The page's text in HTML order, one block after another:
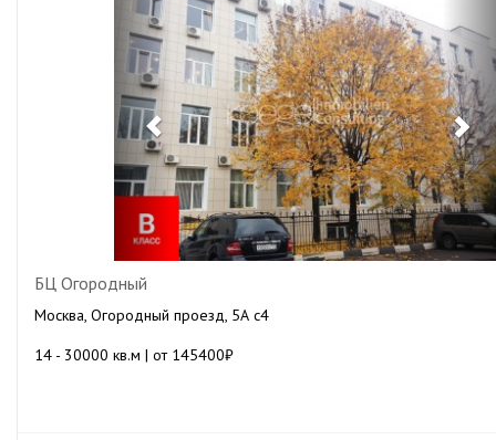
БЦ Огородный
Москва, Огородный проезд, 5А с4
14 - 30000 кв.м | от 145400₽